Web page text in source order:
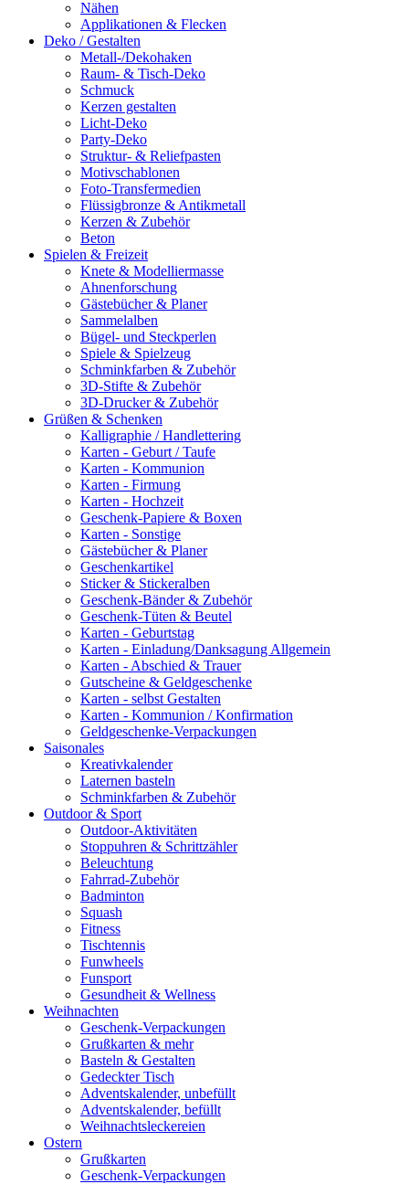
Nähen
Applikationen & Flecken
Deko / Gestalten
Metall-/Dekohaken
Raum- & Tisch-Deko
Schmuck
Kerzen gestalten
Licht-Deko
Party-Deko
Struktur- & Reliefpasten
Motivschablonen
Foto-Transfermedien
Flüssigbronze & Antikmetall
Kerzen & Zubehör
Beton
Spielen & Freizeit
Knete & Modelliermasse
Ahnenforschung
Gästebücher & Planer
Sammelalben
Bügel- und Steckperlen
Spiele & Spielzeug
Schminkfarben & Zubehör
3D-Stifte & Zubehör
3D-Drucker & Zubehör
Grüßen & Schenken
Kalligraphie / Handlettering
Karten - Geburt / Taufe
Karten - Kommunion
Karten - Firmung
Karten - Hochzeit
Geschenk-Papiere & Boxen
Karten - Sonstige
Gästebücher & Planer
Geschenkartikel
Sticker & Stickeralben
Geschenk-Bänder & Zubehör
Geschenk-Tüten & Beutel
Karten - Geburtstag
Karten - Einladung/Danksagung Allgemein
Karten - Abschied & Trauer
Gutscheine & Geldgeschenke
Karten - selbst Gestalten
Karten - Kommunion / Konfirmation
Geldgeschenke-Verpackungen
Saisonales
Kreativkalender
Laternen basteln
Schminkfarben & Zubehör
Outdoor & Sport
Outdoor-Aktivitäten
Stoppuhren & Schrittzähler
Beleuchtung
Fahrrad-Zubehör
Badminton
Squash
Fitness
Tischtennis
Funwheels
Funsport
Gesundheit & Wellness
Weihnachten
Geschenk-Verpackungen
Grußkarten & mehr
Basteln & Gestalten
Gedeckter Tisch
Adventskalender, unbefüllt
Adventskalender, befüllt
Weihnachtsleckereien
Ostern
Grußkarten
Geschenk-Verpackungen